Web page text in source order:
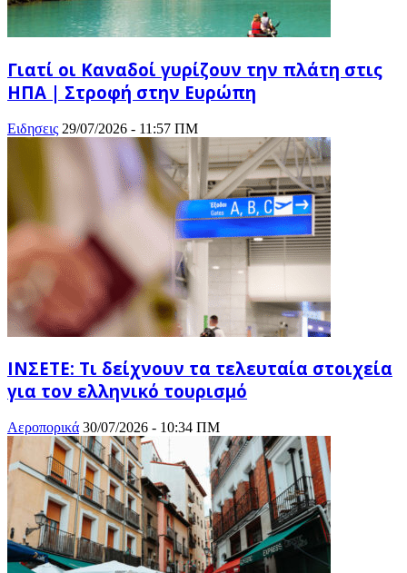
Γιατί οι Καναδοί γυρίζουν την πλάτη στις
ΗΠΑ | Στροφή στην Ευρώπη
Ειδησεις 29/07/2026 - 11:57 ΠΜ
ΙΝΣΕΤΕ: Τι δείχνουν τα τελευταία στοιχεία
για τον ελληνικό τουρισμό
Αεροπορικά 30/07/2026 - 10:34 ΠΜ